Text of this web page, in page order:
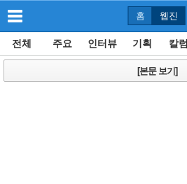
홈 웹진
전체 주요 인터뷰 기획 칼럼
[본문 보기]